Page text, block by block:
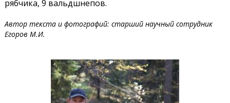
рябчика, 9 вальдшнепов.
Автор текста и фотографий: старший научный сотрудник
Егоров М.И.